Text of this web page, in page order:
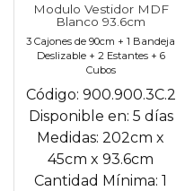
Modulo Vestidor MDF
Blanco 93.6cm
3 Cajones de 90cm + 1 Bandeja
Deslizable + 2 Estantes + 6
Cubos
Código: 900.900.3C.2
Disponible en: 5 días
Medidas: 202cm x
45cm x 93.6cm
Cantidad Mínima: 1